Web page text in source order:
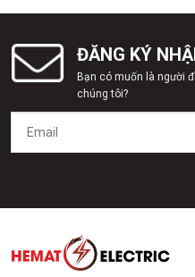
ĐĂNG KÝ
Bạn có muốn là người
chúng tôi?